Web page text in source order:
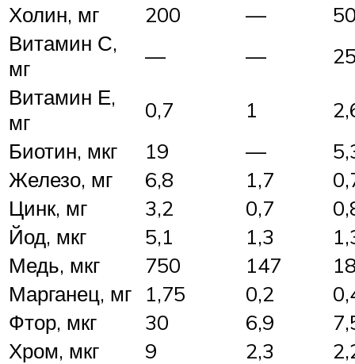
Холин, мг
200 —
Витамин С,
мг
— —
Витамин Е,
мг
0,7 1
Биотин, мкг
19 —
Железо, мг
6,8 1,7
Цинк, мг
3,2 0,7
Йод, мкг
5,1 1,3
Медь, мкг
750 147
Марганец, мг
1,75 0,2
Фтор, мкг
30 6,9
Хром, мкг
9 2,3